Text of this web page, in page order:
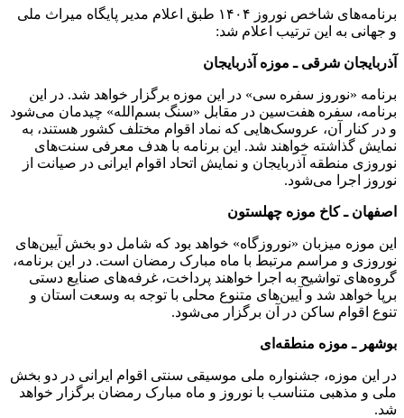
برنامه‌های شاخص نوروز ۱۴۰۴ طبق اعلام مدیر پایگاه میراث ملی
و جهانی به این ترتیب اعلام شد:
آذربایجان شرقی ـ موزه آذربایجان
برنامه «نوروز سفره سی» در این موزه برگزار خواهد شد. در این
برنامه، سفره هفت‌سین در مقابل «سنگ بسم‌الله» چیدمان می‌شود
و در کنار آن، عروسک‌هایی که نماد اقوام مختلف کشور هستند، به
نمایش گذاشته خواهند شد. این برنامه با هدف معرفی سنت‌های
نوروزی منطقه آذربایجان و نمایش اتحاد اقوام ایرانی در صیانت از
نوروز اجرا می‌شود.
اصفهان ـ کاخ موزه چهلستون
این موزه میزبان «نوروزگاه» خواهد بود که شامل دو بخش آیین‌های
نوروزی و مراسم مرتبط با ماه مبارک رمضان است. در این برنامه،
گروه‌های تواشیح به اجرا خواهند پرداخت، غرفه‌های صنایع دستی
برپا خواهد شد و آیین‌های متنوع محلی با توجه به وسعت استان و
تنوع اقوام ساکن در آن برگزار می‌شود.
بوشهر ـ موزه منطقه‌ای
در این موزه، جشنواره ملی موسیقی سنتی اقوام ایرانی در دو بخش
ملی و مذهبی متناسب با نوروز و ماه مبارک رمضان برگزار خواهد
شد.